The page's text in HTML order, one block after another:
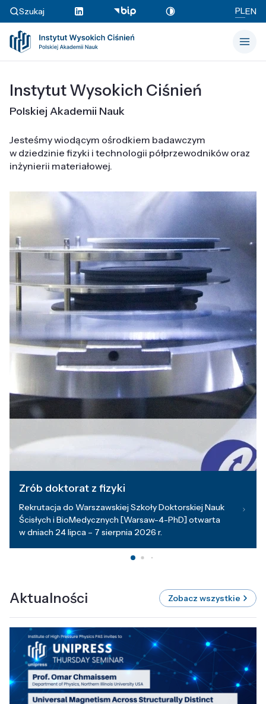
Szukaj PLEN
Instytut Wysokich Ciśnień
Polskiej Akademii Nauk
Jesteśmy wiodącym ośrodkiem badawczym
w dziedzinie fizyki i technologii półprzewodników oraz
inżynierii materiałowej.
Zrób doktorat z fizyki
Rekrutacja do Warszawskiej Szkoły Doktorskiej Nauk
Ścisłych i BioMedycznych [Warsaw-4-PhD] otwarta
w dniach 24 lipca – 7 sierpnia 2026 r.
Aktualności Zobacz wszystkie